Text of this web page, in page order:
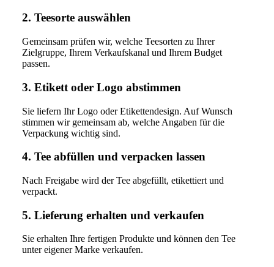
2. Teesorte auswählen
Gemeinsam prüfen wir, welche Teesorten zu Ihrer
Zielgruppe, Ihrem Verkaufskanal und Ihrem Budget
passen.
3. Etikett oder Logo abstimmen
Sie liefern Ihr Logo oder Etikettendesign. Auf Wunsch
stimmen wir gemeinsam ab, welche Angaben für die
Verpackung wichtig sind.
4. Tee abfüllen und verpacken lassen
Nach Freigabe wird der Tee abgefüllt, etikettiert und
verpackt.
5. Lieferung erhalten und verkaufen
Sie erhalten Ihre fertigen Produkte und können den Tee
unter eigener Marke verkaufen.